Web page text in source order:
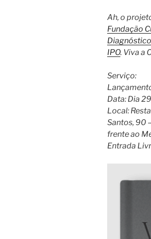
Ah, o
Fundação
IPO. Viva a
Serviço:
Data: Dia
Local:
Santos, 90
frente ao
Entrada